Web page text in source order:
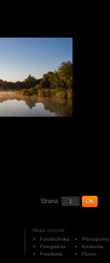
Strana: OK
Mapa stránok
Fototechnika
Fotogaléria
Fotoškola
Photopointy
Komunita
Fórum